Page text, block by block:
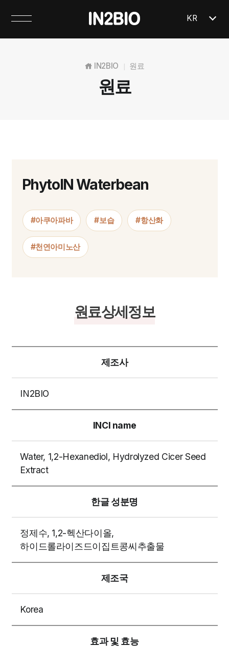
KR
IN2BIO 원료
원료
PhytoIN Waterbean
#아쿠아파바 #보습 #항산화
#천연아미노산
원료상세정보
제조사
IN2BIO
INCI name
Water, 1,2-Hexanediol, Hydrolyzed Cicer Seed
Extract
한글 성분명
정제수, 1,2-헥산다이올,
하이드롤라이즈드이집트콩씨추출물
제조국
Korea
효과 및 효능